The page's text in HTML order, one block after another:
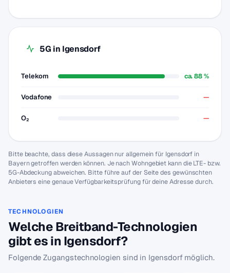
5G in Igensdorf
Telekom ca. 88 %
Vodafone —
O₂ —
Bitte beachte, dass diese Aussagen nur allgemein für Igensdorf in
Bayern getroffen werden können. Je nach Wohngebiet kann die LTE- bzw.
5G-Abdeckung abweichen. Bitte führe auf der Seite des gewünschten
Anbieters eine genaue Verfügbarkeitsprüfung für deine Adresse durch.
TECHNOLOGIEN
Welche Breitband-Technologien
gibt es in Igensdorf?
Folgende Zugangstechnologien sind in Igensdorf möglich.